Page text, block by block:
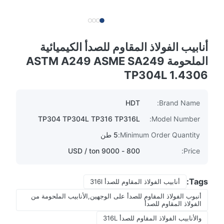
أنابيب الفولاذ المقاوم للصدأ الكيميائية
الملحومة ASTM A249 ASME SA249
TP304L 1.4306
Brand Name:
Model Number:
TP304 TP304L TP316 TP316L
Minimum Order Quantity: 5 طن
Price:
Tags:
أنابيب الفولاذ المقاوم للصدأ 316l
أنبوب الفولاذ المقاوم للصدأ على الوجهين,الأنابيب الملحومة من
الفولاذ المقاوم للصدأ
والأنابيب الفولاذ المقاوم للصدأ 316L